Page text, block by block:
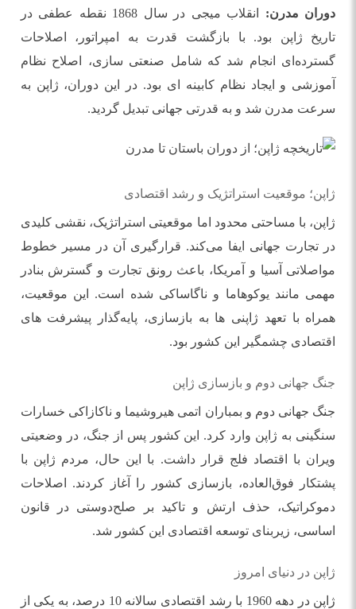
دوران مدرن:
انقلاب میجی در سال 1868 نقطه عطفی در
تاریخ ژاپن بود. با بازگشت قدرت به امپراتور، اصلاحات
گسترده‌ای انجام شد که شامل صنعتی‌ سازی، اصلاح نظام
آموزشی و ایجاد نظام کابینه ‌ای بود. در این دوران، ژاپن به
سرعت مدرن شد و به قدرتی جهانی تبدیل گردید.
ژاپن؛ موقعیت استراتژیک و رشد اقتصادی
ژاپن، با مساحتی محدود اما موقعیتی استراتژیک، نقشی کلیدی
در تجارت جهانی ایفا می‌کند. قرارگیری آن در مسیر خطوط
مواصلاتی آسیا و آمریکا، باعث رونق تجارت و گسترش بنادر
مهمی مانند یوکوهاما و ناگاساکی شده است. این موقعیت،
همراه با تعهد ژاپنی‌ ها به بازسازی، پایه‌گذار پیشرفت‌ های
اقتصادی چشمگیر این کشور بود.
جنگ جهانی دوم و بازسازی ژاپن
جنگ جهانی دوم و بمباران اتمی هیروشیما و ناکازاکی خسارات
سنگینی به ژاپن وارد کرد. این کشور پس از جنگ، در وضعیتی
ویران با اقتصاد فلج قرار داشت. با این حال، مردم ژاپن با
پشتکار فوق‌العاده، بازسازی کشور را آغاز کردند. اصلاحات
دموکراتیک، حذف ارتش و تاکید بر صلح‌دوستی در قانون
اساسی، زیربنای توسعه اقتصادی این کشور شد.
ژاپن در دنیای امروز
ژاپن در دهه 1960 با رشد اقتصادی سالانه 10 درصد، به یکی از